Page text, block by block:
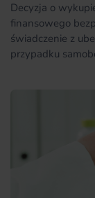
Decyzja o
finansowego
świadczenie z
przypadku